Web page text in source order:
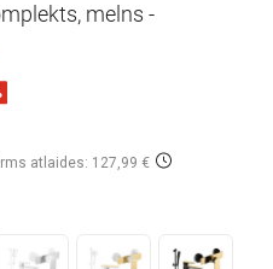
melns -
atlaides: 127,99 €